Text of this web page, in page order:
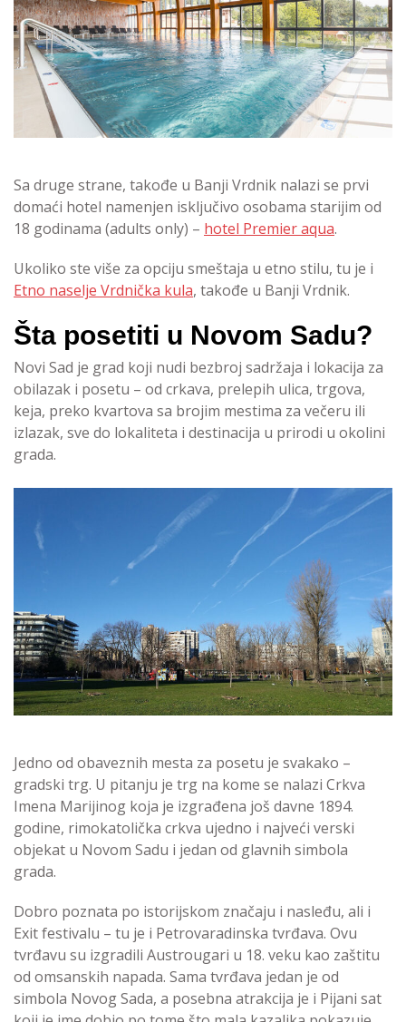
Sa druge strane, takođe u Banji Vrdnik nalazi se prvi
domaći hotel namenjen isključivo osobama starijim od
18 godinama (adults only) – hotel Premier aqua.
Ukoliko ste više za opciju smeštaja u etno stilu, tu je i
Etno naselje Vrdnička kula, takođe u Banji Vrdnik.
Šta posetiti u Novom Sadu?
Novi Sad je grad koji nudi bezbroj sadržaja i lokacija za
obilazak i posetu – od crkava, prelepih ulica, trgova,
keja, preko kvartova sa brojim mestima za večeru ili
izlazak, sve do lokaliteta i destinacija u prirodi u okolini
grada.
Jedno od obaveznih mesta za posetu je svakako –
gradski trg. U pitanju je trg na kome se nalazi Crkva
Imena Marijinog koja je izgrađena još davne 1894.
godine, rimokatolička crkva ujedno i najveći verski
objekat u Novom Sadu i jedan od glavnih simbola
grada.
Dobro poznata po istorijskom značaju i nasleđu, ali i
Exit festivalu – tu je i Petrovaradinska tvrđava. Ovu
tvrđavu su izgradili Austrougari u 18. veku kao zaštitu
od omsanskih napada. Sama tvrđava jedan je od
simbola Novog Sada, a posebna atrakcija je i Pijani sat